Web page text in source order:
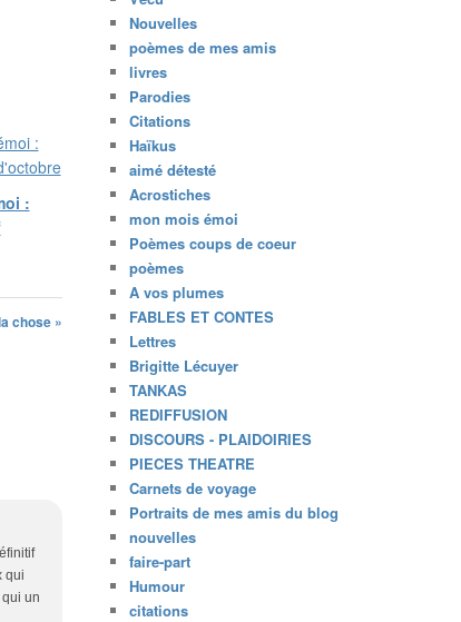
:
chose »
qui
un
Nouvelles
poèmes de mes amis
livres
Parodies
Citations
Haïkus
aimé détesté
Acrostiches
mon mois émoi
Poèmes coups de coeur
poèmes
A vos plumes
FABLES ET CONTES
Lettres
Brigitte Lécuyer
TANKAS
REDIFFUSION
DISCOURS - PLAIDOIRIES
PIECES THEATRE
Carnets de voyage
Portraits de mes amis du blog
nouvelles
faire-part
Humour
citations